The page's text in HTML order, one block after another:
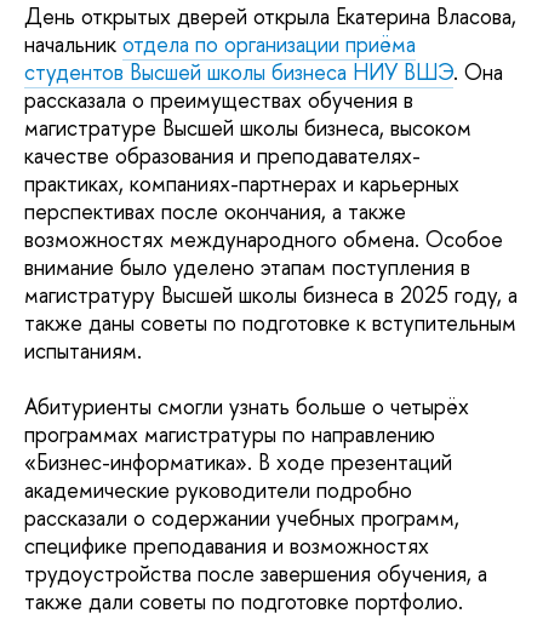
День открытых дверей открыла Екатерина Власова,
начальник отдела по организации приёма
студентов Высшей школы бизнеса НИУ ВШЭ. Она
рассказала о преимуществах обучения в
магистратуре Высшей школы бизнеса, высоком
качестве образования и преподавателях-
практиках, компаниях-партнерах и карьерных
перспективах после окончания, а также
возможностях международного обмена. Особое
внимание было уделено этапам поступления в
магистратуру Высшей школы бизнеса в 2025 году, а
также даны советы по подготовке к вступительным
испытаниям.
Абитуриенты смогли узнать больше о четырёх
программах магистратуры по направлению
«Бизнес-информатика». В ходе презентаций
академические руководители подробно
рассказали о содержании учебных программ,
специфике преподавания и возможностях
трудоустройства после завершения обучения, а
также дали советы по подготовке портфолио.